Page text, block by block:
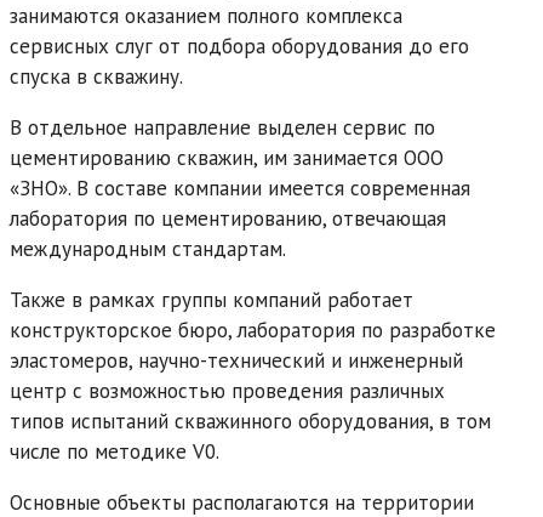
занимаются оказанием полного комплекса
сервисных слуг от подбора оборудования до его
спуска в скважину.
В отдельное направление выделен сервис по
цементированию скважин, им занимается ООО
«ЗНО». В составе компании имеется современная
лаборатория по цементированию, отвечающая
международным стандартам.
Также в рамках группы компаний работает
конструкторское бюро, лаборатория по разработке
эластомеров, научно-технический и инженерный
центр с возможностью проведения различных
типов испытаний скважинного оборудования, в том
числе по методике V0.
Основные объекты располагаются на территории